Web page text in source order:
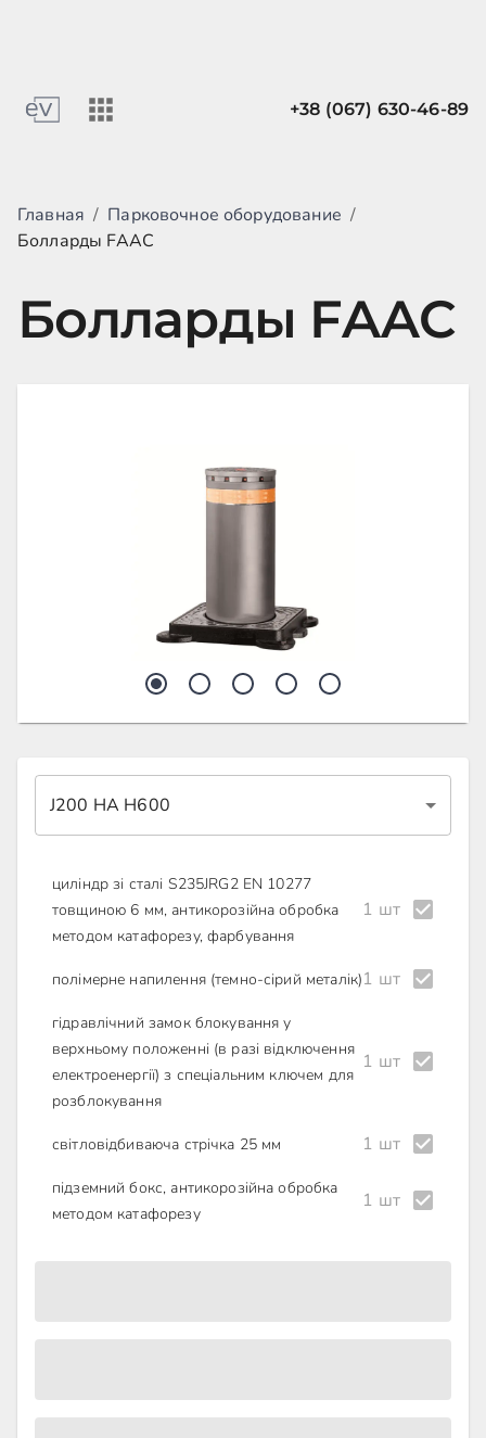
+38 (067) 630-46-89
Главная / Парковочное оборудование /
Болларды FAAC
Болларды FAAC
J200 HA H600
циліндр зі сталі S235JRG2 EN 10277
товщиною 6 мм, антикорозійна обробка
методом катафорезу, фарбування
1 шт
полімерне напилення (темно-сірий металік)1 шт
гідравлічний замок блокування у
верхньому положенні (в разі відключення
електроенергії) з спеціальним ключем для
розблокування
1 шт
світловідбиваюча стрічка 25 мм 1 шт
підземний бокс, антикорозійна обробка
методом катафорезу
1 шт